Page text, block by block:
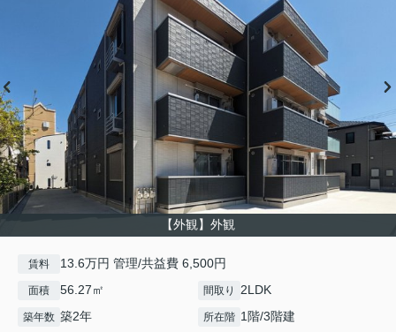
【外観】外観
賃料 13.6万円 管理/共益費 6,500円
面積 56.27㎡ 間取り 2LDK
築年数 築2年 所在階 1階/3階建